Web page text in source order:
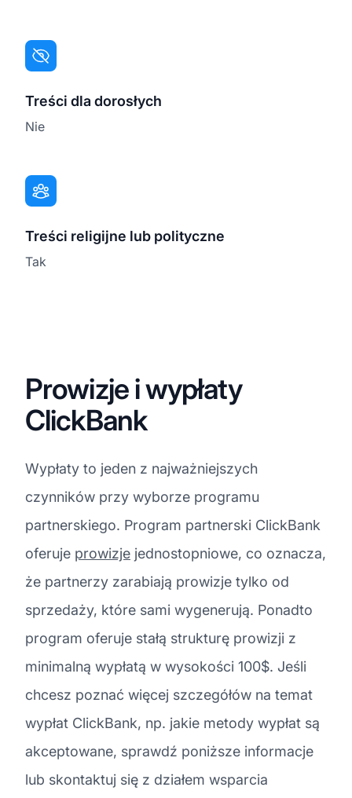
Treści dla dorosłych
Nie
Treści religijne lub polityczne
Tak
Prowizje i wypłaty
ClickBank
Wypłaty to jeden z najważniejszych
czynników przy wyborze programu
partnerskiego. Program partnerski ClickBank
oferuje prowizje jednostopniowe, co oznacza,
że partnerzy zarabiają prowizje tylko od
sprzedaży, które sami wygenerują. Ponadto
program oferuje stałą strukturę prowizji z
minimalną wypłatą w wysokości 100$. Jeśli
chcesz poznać więcej szczegółów na temat
wypłat ClickBank, np. jakie metody wypłat są
akceptowane, sprawdź poniższe informacje
lub skontaktuj się z działem wsparcia